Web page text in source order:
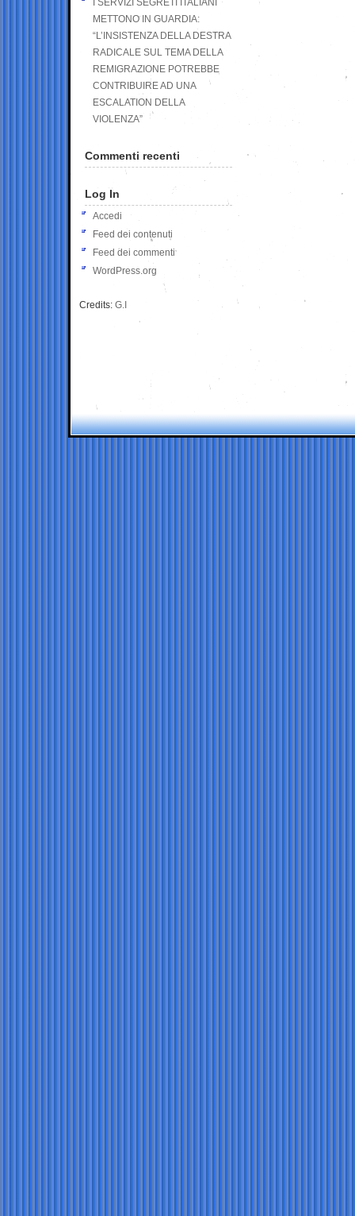
I SERVIZI SEGRETI ITALIANI
METTONO IN GUARDIA:
“L’INSISTENZA DELLA DESTRA
RADICALE SUL TEMA DELLA
REMIGRAZIONE POTREBBE
CONTRIBUIRE AD UNA
ESCALATION DELLA
VIOLENZA”
Commenti recenti
Log In
Accedi
Feed dei contenuti
Feed dei commenti
WordPress.org
Credits: G.I